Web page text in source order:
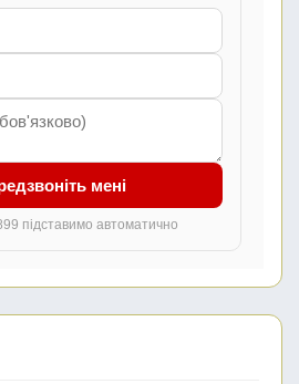
мені
підставимо автоматично